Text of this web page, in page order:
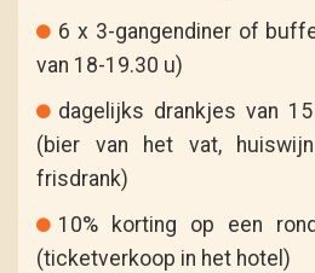
6 x 3-gangendiner of
van 18-19.30 u)
dagelijks drankjes van
(bier van het vat,
frisdrank)
10% korting op een
(ticketverkoop in het hotel)